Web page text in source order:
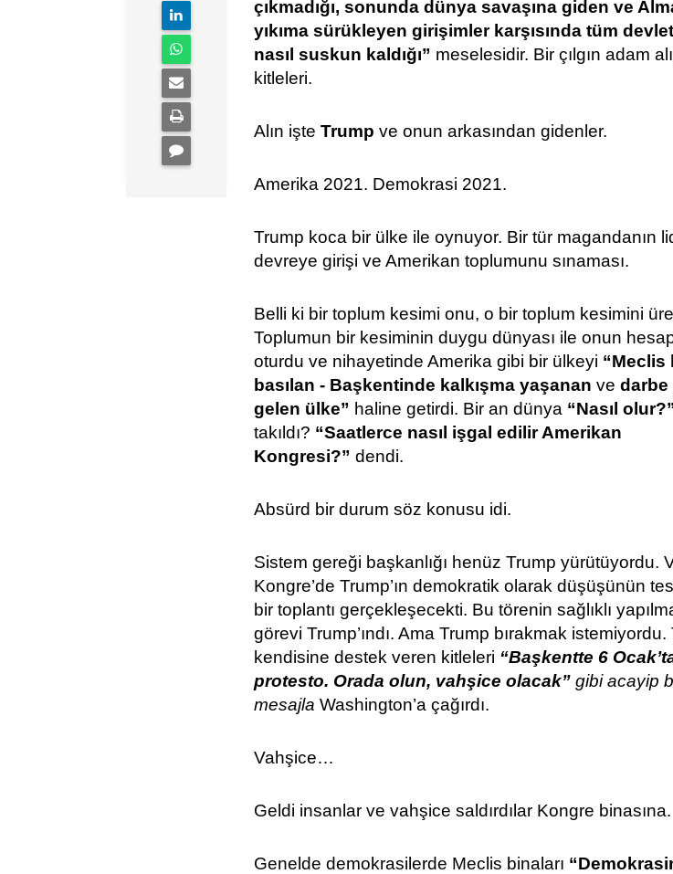
çıkmadığı, sonunda dünya savaşına giden ve
yıkıma sürükleyen girişimler karşısında tüm
nasıl suskun kaldığı” meselesidir. Bir çılgın adam
kitleleri.
Alın işte Trump ve onun arkasından gidenler.
Amerika 2021. Demokrasi 2021.
Trump koca bir ülke ile oynuyor. Bir tür magandanın
devreye girişi ve Amerikan toplumunu sınaması.
Belli ki bir toplum kesimi onu, o bir toplum kesimini
Toplumun bir kesiminin duygu dünyası ile onun
oturdu ve nihayetinde Amerika gibi bir ülkeyi “Meclis
basılan - Başkentinde kalkışma yaşanan ve darbe
gelen ülke” haline getirdi. Bir an dünya “Nasıl
takıldı? “Saatlerce nasıl işgal edilir Amerikan
Kongresi?” dendi.
Absürd bir durum söz konusu idi.
Sistem gereği başkanlığı henüz Trump yürütüyordu.
Kongre’de Trump’ın demokratik olarak düşüşünün
bir toplantı gerçekleşecekti. Bu törenin sağlıklı
görevi Trump’ındı. Ama Trump bırakmak istemiyordu.
kendisine destek veren kitleleri “Başkentte 6
protesto. Orada olun, vahşice olacak” gibi acayip
mesajla Washington’a çağırdı.
Vahşice…
Geldi insanlar ve vahşice saldırdılar Kongre binasına.
Genelde demokrasilerde Meclis binaları